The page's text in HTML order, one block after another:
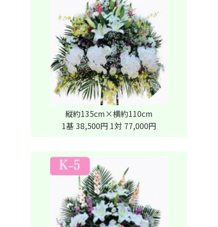
縦約135cm×横約110cm
1基 38,500円 1対 77,000円